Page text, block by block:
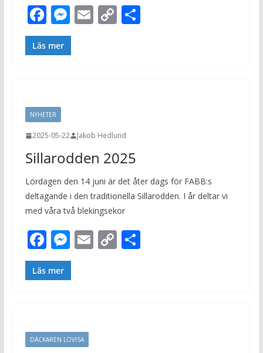
F
ac
e
o
k
M
e
ss
er
E C
k
D
Läs mer
NYHETER
2025-05-22 Jakob Hedlund
Sillarodden 2025
Lördagen den 14 juni är det åter dags för FABB:s
deltagande i den traditionella Sillarodden. I år deltar vi
med våra två blekingsekor
F
ac
e
o
M
e
ss
g
E C D
Läs mer
DÄCKAREN LOVISA